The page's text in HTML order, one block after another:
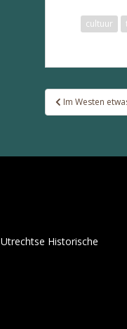
cultuur
Bericht
navigatie
Im Westen
Utrechtse Historische